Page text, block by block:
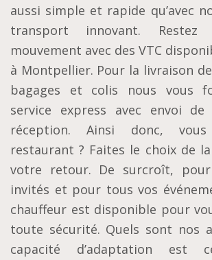
aussi simple et rapide qu’avec
transport innovant.
mouvement avec des VTC
à Montpellier. Pour la livraison
bagages et colis nous vous
service express avec envoi
réception. Ainsi donc,
restaurant ? Faites le choix de
votre retour. De surcroît,
invités et pour tous vos
chauffeur est disponible pour
toute sécurité. Quels sont nos
capacité d’adaptation est